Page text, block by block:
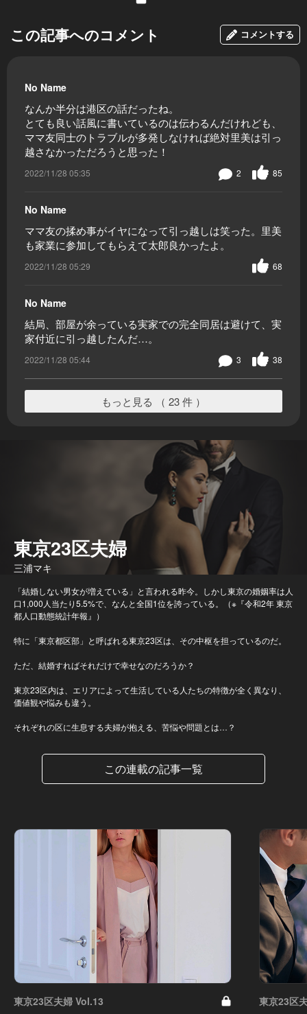
この記事へのコメント コメントする
No Name
なんか半分は港区の話だったね。
とても良い話風に書いているのは伝わるんだけれども、
ママ友同士のトラブルが多発しなければ絶対里美は引っ
越さなかっただろうと思った！
2022/11/28 05:35 85
2
No Name
ママ友の揉め事がイヤになって引っ越しは笑った。里美
も家業に参加してもらえて太郎良かったよ。
2022/11/28 05:29 68
No Name
結局、部屋が余っている実家での完全同居は避けて、実
家付近に引っ越したんだ…。
2022/11/28 05:44 38
3
もっと見る （ 23 件 ）
東京23区夫婦
三浦マキ
「結婚しない男女が増えている」と言われる昨今。しかし東京の婚姻率は人
口1,000人当たり5.5%で、なんと全国1位を誇っている。（※『令和2年 東京
都人口動態統計年報』）
特に「東京都区部」と呼ばれる東京23区は、その中枢を担っているのだ。
ただ、結婚すればそれだけで幸せなのだろうか？
東京23区内は、エリアによって生活している人たちの特徴が全く異なり、
価値観や悩みも違う。
それぞれの区に生息する夫婦が抱える、苦悩や問題とは…？
この連載の記事一覧
東京23区夫婦 Vol.13 東京23区